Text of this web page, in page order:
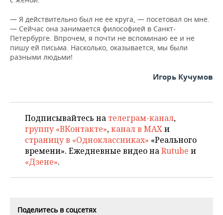
— Я действительно был не ее круга, — посетовал он мне.
— Сейчас она занимается философией в Санкт-
Петербурге. Впрочем, я почти не вспоминаю ее и не
пишу ей письма. Насколько, оказывается, мы были
разными людьми!
Игорь Кучумов
Подписывайтесь на телеграм-канал,
группу «ВКонтакте»,канал в MAXи
страницу в «Одноклассниках» «Реального
времени». Ежедневные видео наRutube и
«Дзене».
Поделитесь в соцсетях